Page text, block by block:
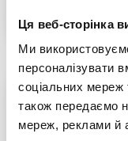
Ця веб-сторінка
Ми
персоналізувати
соціальних мереж
також передаємо
мереж, реклами й
вишів як на
місця.